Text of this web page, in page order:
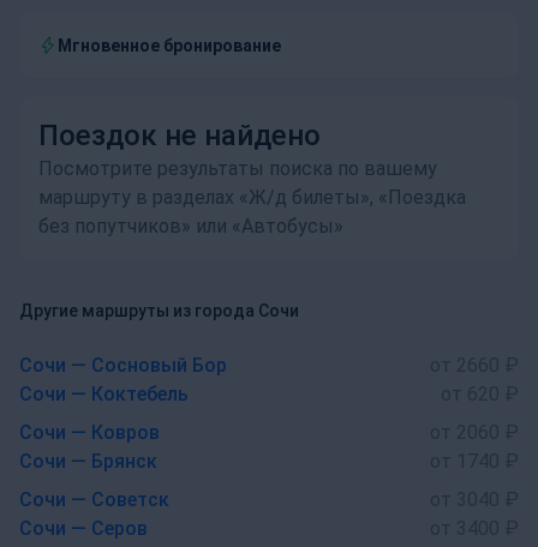
Мгновенное бронирование
Поездок не найдено
Посмотрите результаты поиска по вашему
маршруту в разделах «Ж/д билеты», «Поездка
без попутчиков» или «Автобусы»
Другие маршруты из города Сочи
Сочи — Сосновый Бор
Сочи — Коктебель
Сочи — Ковров
Сочи — Брянск
Сочи — Советск
Сочи — Серов